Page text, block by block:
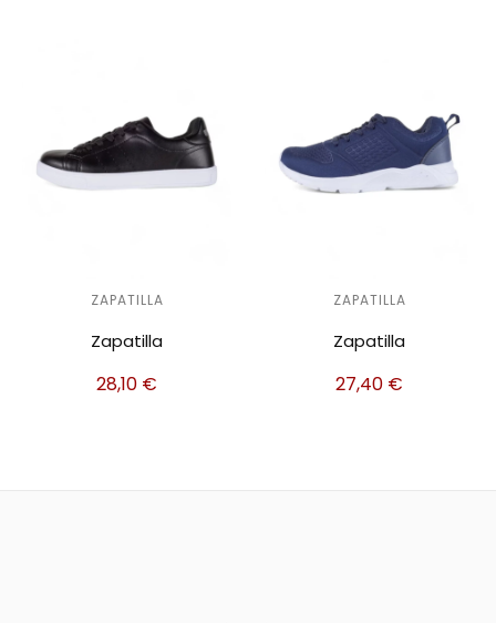
ZAPATILLA
Zapatilla
28,10 €
ZAPATILLA
Zapatilla
27,40 €